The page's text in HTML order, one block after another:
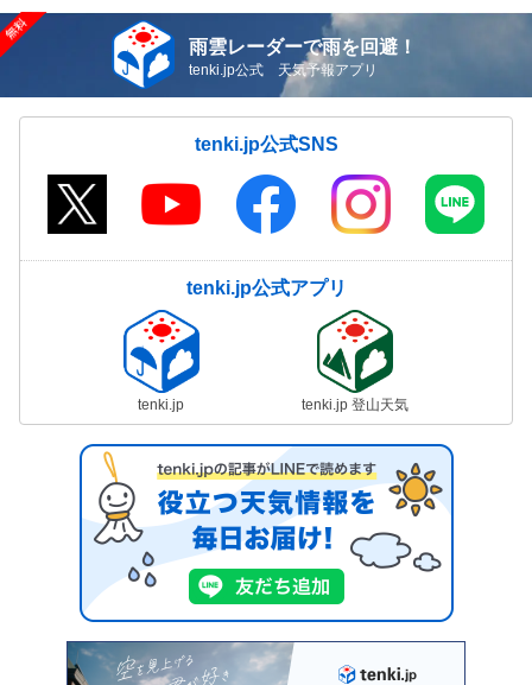
雨雲レーダーで雨を回避！
tenki.jp公式 天気予報アプリ
tenki.jp公式SNS
tenki.jp公式アプリ
tenki.jp tenki.jp 登山天気